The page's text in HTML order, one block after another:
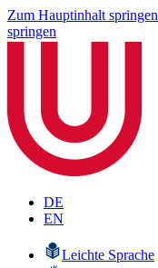
Zum Hauptinhalt springen
springen
DE
EN
Leichte Sprache